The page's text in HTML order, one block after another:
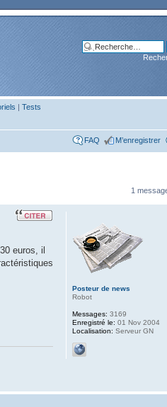
| Tests
FAQ M’enregistrer
1
euros, il
Posteur de news
Robot
Messages: 3169
Enregistré le: 01 Nov 2004
Localisation: Serveur GN